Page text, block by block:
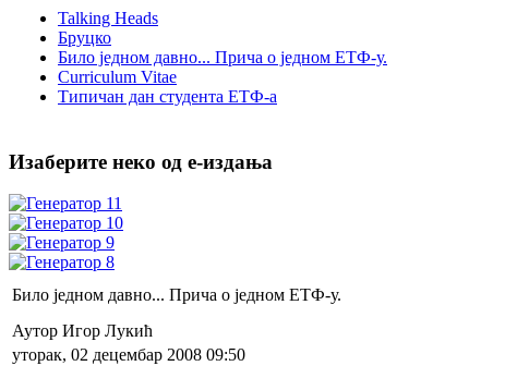
Talking Heads
Бруцко
Било једном давно... Прича о једном ЕТФ-у.
Curriculum Vitae
Типичан дан студента ЕТФ-а
Изаберите неко од е-издања
Било једном давно... Прича о једном ЕТФ-у.
Аутор Игор Лукић
уторак, 02 децембар 2008 09:50